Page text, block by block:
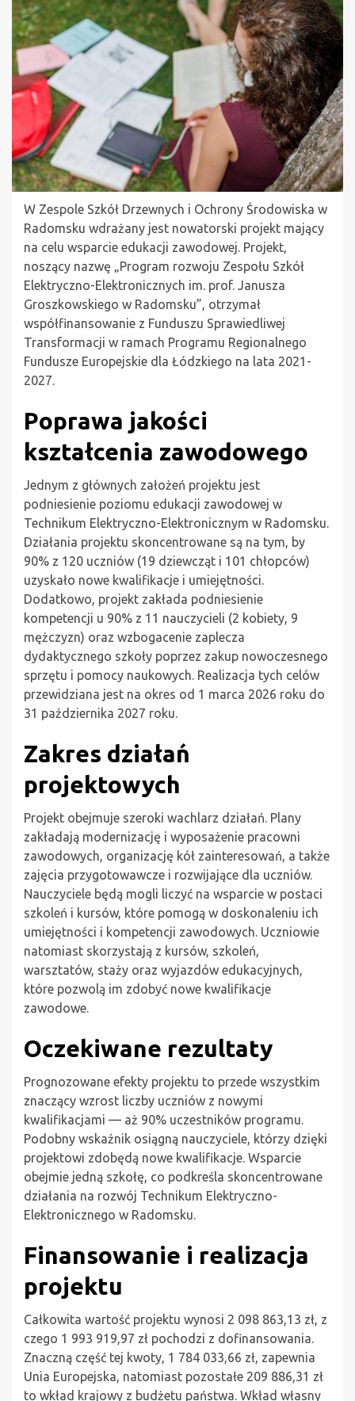
W Zespole Szkół Drzewnych i Ochrony Środowiska w
Radomsku wdrażany jest nowatorski projekt mający
na celu wsparcie edukacji zawodowej. Projekt,
noszący nazwę „Program rozwoju Zespołu Szkół
Elektryczno-Elektronicznych im. prof. Janusza
Groszkowskiego w Radomsku”, otrzymał
współfinansowanie z Funduszu Sprawiedliwej
Transformacji w ramach Programu Regionalnego
Fundusze Europejskie dla Łódzkiego na lata 2021-
2027.
Poprawa jakości
kształcenia zawodowego
Jednym z głównych założeń projektu jest
podniesienie poziomu edukacji zawodowej w
Technikum Elektryczno-Elektronicznym w Radomsku.
Działania projektu skoncentrowane są na tym, by
90% z 120 uczniów (19 dziewcząt i 101 chłopców)
uzyskało nowe kwalifikacje i umiejętności.
Dodatkowo, projekt zakłada podniesienie
kompetencji u 90% z 11 nauczycieli (2 kobiety, 9
mężczyzn) oraz wzbogacenie zaplecza
dydaktycznego szkoły poprzez zakup nowoczesnego
sprzętu i pomocy naukowych. Realizacja tych celów
przewidziana jest na okres od 1 marca 2026 roku do
31 października 2027 roku.
Zakres działań
projektowych
Projekt obejmuje szeroki wachlarz działań. Plany
zakładają modernizację i wyposażenie pracowni
zawodowych, organizację kół zainteresowań, a także
zajęcia przygotowawcze i rozwijające dla uczniów.
Nauczyciele będą mogli liczyć na wsparcie w postaci
szkoleń i kursów, które pomogą w doskonaleniu ich
umiejętności i kompetencji zawodowych. Uczniowie
natomiast skorzystają z kursów, szkoleń,
warsztatów, staży oraz wyjazdów edukacyjnych,
które pozwolą im zdobyć nowe kwalifikacje
zawodowe.
Oczekiwane rezultaty
Prognozowane efekty projektu to przede wszystkim
znaczący wzrost liczby uczniów z nowymi
kwalifikacjami — aż 90% uczestników programu.
Podobny wskaźnik osiągną nauczyciele, którzy dzięki
projektowi zdobędą nowe kwalifikacje. Wsparcie
obejmie jedną szkołę, co podkreśla skoncentrowane
działania na rozwój Technikum Elektryczno-
Elektronicznego w Radomsku.
Finansowanie i realizacja
projektu
Całkowita wartość projektu wynosi 2 098 863,13 zł, z
czego 1 993 919,97 zł pochodzi z dofinansowania.
Znaczną część tej kwoty, 1 784 033,66 zł, zapewnia
Unia Europejska, natomiast pozostałe 209 886,31 zł
to wkład krajowy z budżetu państwa. Wkład własny